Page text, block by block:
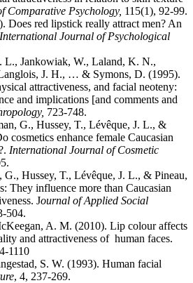
Comparative Psychology, 115(1), 92-99.
Does red lipstick really attract men? An
International Journal of Psychological
L., Jankowiak, W., Laland, K. N.,
J. H., … & Symons, D. (1995).
attractiveness, and facial neoteny:
and implications [and comments and
723-748.
G., Hussey, T., Lévêque, J. L., &
cosmetics enhance female Caucasian
International Journal of Cosmetic
G., Hussey, T., Lévêque, J. L., & Pineau,
They influence more than Caucasian
Journal of Applied Social
504.
A. M. (2010). Lip colour affects
and attractiveness of human faces.
1110
S. W. (1993). Human facial
, 4, 237-269.